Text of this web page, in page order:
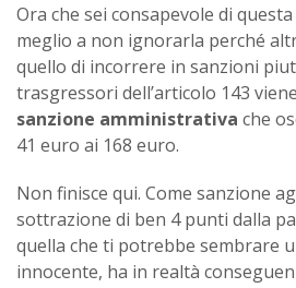
Ora che sei consapevole di
meglio a non ignorarla perché
quello di incorrere in sanzioni
trasgressori dell’articolo 143
sanzione amministrativa che
41 euro ai 168 euro.
Non finisce qui. Come sanzione
sottrazione di ben 4 punti dalla
quella che ti potrebbe sembrare
innocente, ha in realtà